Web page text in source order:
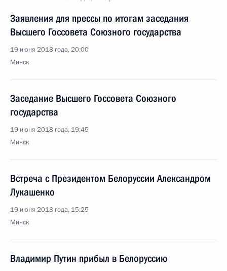
Заявления для прессы по итогам заседания
Высшего Госсовета Союзного государства
19 июня 2018 года, 20:00
Минск
Заседание Высшего Госсовета Союзного
государства
19 июня 2018 года, 19:45
Минск
Встреча с Президентом Белоруссии Александром
Лукашенко
19 июня 2018 года, 15:25
Минск
Владимир Путин прибыл в Белоруссию